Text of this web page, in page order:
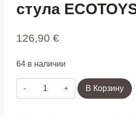
стула
126,90 €
64 в наличии
Количество
товара
В Корзину